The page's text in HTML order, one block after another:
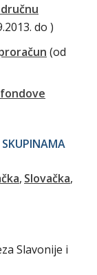
do )
(od
Slovačka
Slavonije i